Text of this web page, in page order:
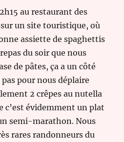
au restaurant des
un site touristique, où
assiette de spaghettis
du soir que nous
de pâtes, ça a un côté
pour nous déplaire
2 crêpes au nutella
c’est évidemment un plat
semi-marathon. Nous
rares randonneurs du